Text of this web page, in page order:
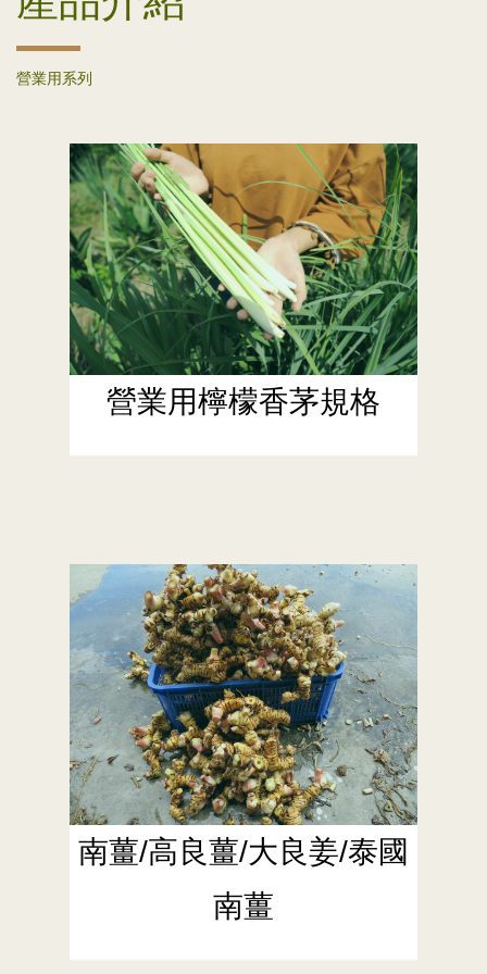
營業用系列
營業用檸檬香茅規格
南薑/高良薑/大良姜/泰國
南薑